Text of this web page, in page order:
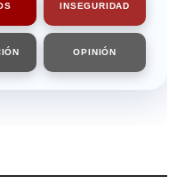
INSEGURIDAD
OPINIÓN